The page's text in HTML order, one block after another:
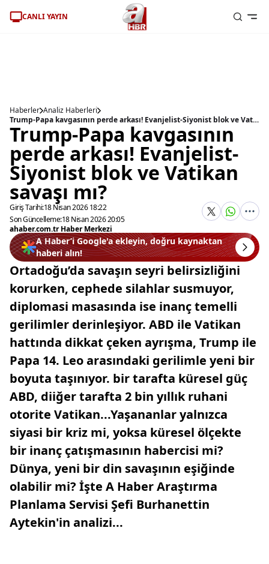
CANLI YAYIN
Haberler Analiz Haberleri
Trump-Papa kavgasının perde arkası! Evanjelist-Siyonist blok ve Vatikan savaşı mı?
Trump-Papa kavgasının
perde arkası! Evanjelist-
Siyonist blok ve Vatikan
savaşı mı?
Giriş Tarihi:18 Nisan 2026 18:22
Son Güncelleme:18 Nisan 2026 20:05
ahaber.com.tr Haber Merkezi
A Haber’i Google'a ekleyin, doğru kaynaktan
haberi alın!
Ortadoğu’da savaşın seyri belirsizliğini
korurken, cephede silahlar susmuyor,
diplomasi masasında ise inanç temelli
gerilimler derinleşiyor. ABD ile Vatikan
hattında dikkat çeken ayrışma, Trump ile
Papa 14. Leo arasındaki gerilimle yeni bir
boyuta taşınıyor. bir tarafta küresel güç
ABD, diiğer tarafta 2 bin yıllık ruhani
otorite Vatikan...Yaşananlar yalnızca
siyasi bir kriz mi, yoksa küresel ölçekte
bir inanç çatışmasının habercisi mi?
Dünya, yeni bir din savaşının eşiğinde
olabilir mi? İşte A Haber Araştırma
Planlama Servisi Şefi Burhanettin
Aytekin'in analizi...